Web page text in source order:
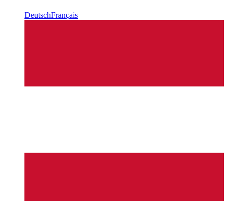
DeutschFrançais